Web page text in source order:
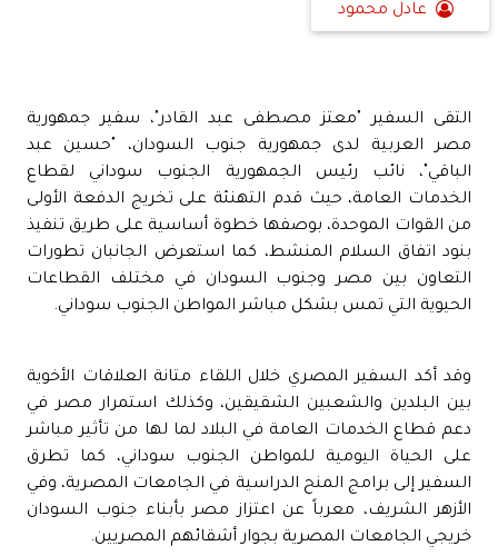
عادل محمود
التقى السفير "معتز مصطفى عبد القادر"، سفير جمهورية
مصر العربية لدى جمهورية جنوب السودان، "حسين عبد
الباقي"، نائب رئيس الجمهورية الجنوب سوداني لقطاع
الخدمات العامة، حيث قدم التهنئة على تخريج الدفعة الأولى
من القوات الموحدة، بوصفها خطوة أساسية على طريق تنفيذ
بنود اتفاق السلام المنشط، كما استعرض الجانبان تطورات
التعاون بين مصر وجنوب السودان في مختلف القطاعات
الحيوية التي تمس بشكل مباشر المواطن الجنوب سوداني.
وقد أكد السفير المصري خلال اللقاء متانة العلاقات الأخوية
بين البلدين والشعبين الشقيقين، وكذلك استمرار مصر في
دعم قطاع الخدمات العامة في البلاد لما لها من تأثير مباشر
على الحياة اليومية للمواطن الجنوب سوداني، كما تطرق
السفير إلى برامج المنح الدراسية في الجامعات المصرية، وفي
الأزهر الشريف، معرباً عن اعتزاز مصر بأبناء جنوب السودان
خريجي الجامعات المصرية بجوار أشقائهم المصريين.